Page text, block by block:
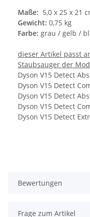
Maße: 5,0 x 25 x 21
Gewicht: 0,75 kg
Farbe: grau / gelb /
dieser Artikel passt
Staubsauger der
Dyson V15 Detect
Dyson V15 Detect
Dyson V15 Detect
Dyson V15 Detect
Dyson V15 Detect
Bewertungen
Frage zum Artikel